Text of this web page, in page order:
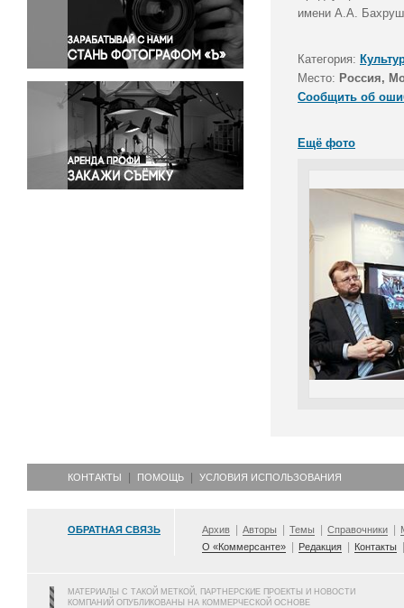
Правосудие
Происшествия и конфликты
Религия
Светская жизнь
Спорт
Экология
Экономика и бизнес
имени А.А.
Категория:
Место: Россия,
Сообщить об
Ещё фото
КОНТАКТЫ ПОМОЩЬ УСЛОВИЯ ИСПОЛЬЗОВАНИЯ
ОБРАТНАЯ СВЯЗЬ Архив Авторы Темы Справочники
О «Коммерсанте»
Редакция Контакты
МАТЕРИАЛЫ С ТАКОЙ МЕТКОЙ, ПАРТНЕРСКИЕ ПРОЕКТЫ И НОВОСТИ
КОМПАНИЙ ОПУБЛИКОВАНЫ НА КОММЕРЧЕСКОЙ ОСНОВЕ